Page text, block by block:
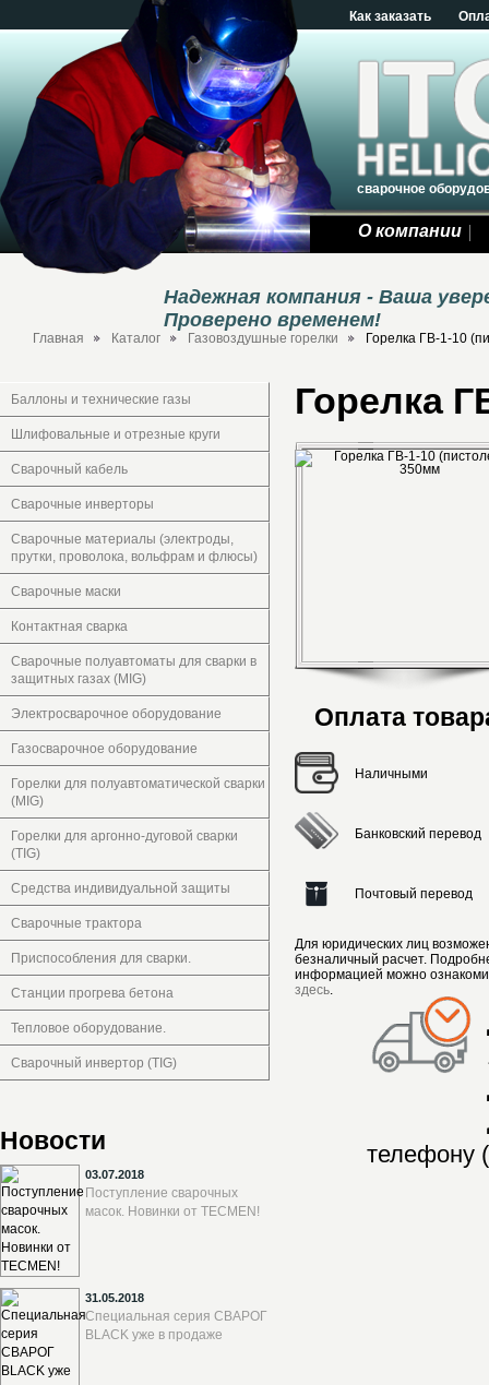
Как заказать
сварочное
О компании
Надежная компания - Ваша
Проверено временем!
Главная Каталог Газовоздушные горелки Горелка ГВ-1-10
Баллоны и технические газы
Шлифовальные и отрезные круги
Сварочный кабель
Сварочные инверторы
Сварочные материалы (электроды,
прутки, проволока, вольфрам и флюсы)
Сварочные маски
Контактная сварка
Сварочные полуавтоматы для сварки в
защитных газах (MIG)
Электросварочное оборудование
Газосварочное оборудование
Горелки для полуавтоматической сварки
(MIG)
Горелки для аргонно-дуговой сварки
(TIG)
Средства индивидуальной защиты
Сварочные трактора
Приспособления для сварки.
Станции прогрева бетона
Тепловое оборудование.
Сварочный инвертор (TIG)
Новости
03.07.2018
Поступление сварочных
масок. Новинки от TECMEN!
31.05.2018
Специальная серия СВАРОГ
BLACK уже в продаже
Горелка
Оплата
Наличными
Банковский перевод
Почтовый перевод
Для юридических лиц
безналичный расчет.
информацией можно
здесь.
телефону